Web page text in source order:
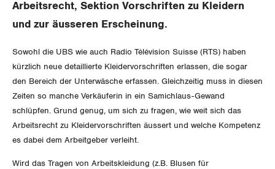
Finanzen und Steuerpolitik
Geld und Währung
Aussenwirtschaft
SOZIALPOLITIK
AHV
Berufliche Vorsorge
CORONA-VIRUS
SERVICE PUBLIC
Arbeitsrecht, Sektion Vorschriften zu Kleidern
und zur äusseren Erscheinung.
Sowohl die UBS wie auch Radio Télévision Suisse (RTS) haben
kürzlich neue detaillierte Kleidervorschriften erlassen, die sogar
den Bereich der Unterwäsche erfassen. Gleichzeitig muss in diesen
Zeiten so manche Verkäuferin in ein Samichlaus-Gewand
schlüpfen. Grund genug, um sich zu fragen, wie weit sich das
Arbeitsrecht zu Kleidervorschriften äussert und welche Kompetenz
es dabei dem Arbeitgeber verleiht.
Wird das Tragen von Arbeitskleidung (z.B. Blusen für